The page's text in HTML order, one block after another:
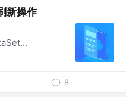
新操作
8